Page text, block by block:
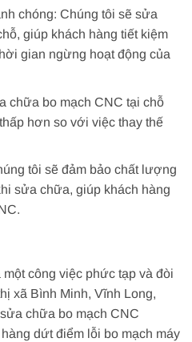
chóng: Chúng tôi sẽ sửa
giúp khách hàng tiết kiệm
gian ngừng hoạt động của
chữa bo mạch CNC tại chỗ
hơn so với việc thay thế
tôi sẽ đảm bảo chất lượng
sửa chữa, giúp khách hàng
công việc phức tạp và đòi
xã Bình Minh, Vĩnh Long,
chữa bo mạch CNC
dứt điểm lỗi bo mạch máy